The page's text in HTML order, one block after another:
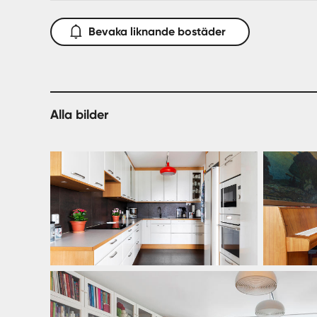
Bevaka liknande bostäder
Alla bilder